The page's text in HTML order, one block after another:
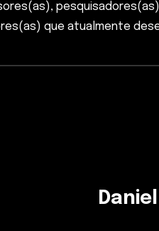
,
que atualmente
Daniel